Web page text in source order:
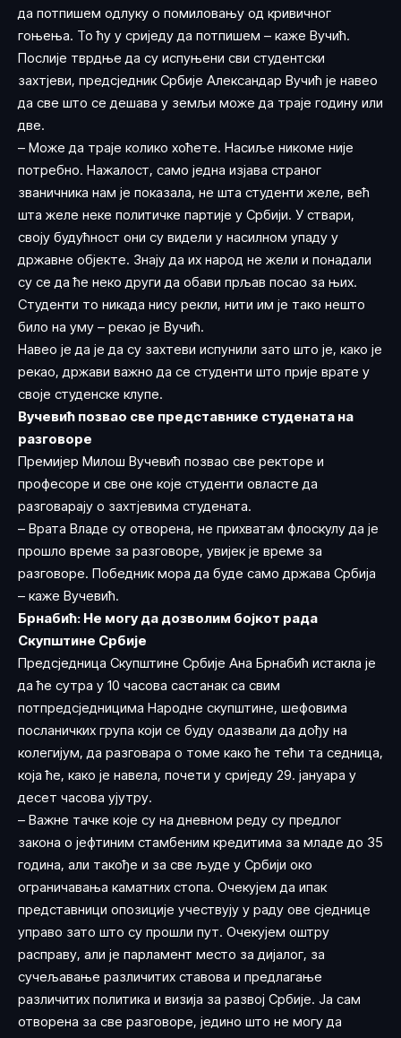
да потпишем одлуку о помиловању од кривичног
гоњења. То ћу у сриједу да потпишем – каже Вучић.
Послије тврдње да су испуњени сви студентски
захтјеви, предсједник Србије Александар Вучић је навео
да све што се дешава у земљи може да траје годину или
две.
– Може да траје колико хоћете. Насиље никоме није
потребно. Нажалост, само једна изјава страног
званичника нам је показала, не шта студенти желе, већ
шта желе неке политичке партије у Србији. У ствари,
своју будућност они су видели у насилном упаду у
државне објекте. Знају да их народ не жели и понадали
су се да ће неко други да обави прљав посао за њих.
Студенти то никада нису рекли, нити им је тако нешто
било на уму – рекао је Вучић.
Навео је да је да су захтеви испунили зато што је, како је
рекао, држави важно да се студенти што прије врате у
своје студенске клупе.
Вучевић позвао све представнике студената на
разговоре
Премијер Милош Вучевић позвао све ректоре и
професоре и све оне које студенти овласте да
разговарају о захтјевима студената.
– Врата Владе су отворена, не прихватам флоскулу да је
прошло време за разговоре, увијек је време за
разговоре. Победник мора да буде само држава Србија
– каже Вучевић.
Брнабић: Не могу да дозволим бојкот рада
Скупштине Србије
Предсједница Скупштине Србије Ана Брнабић истакла је
да ће сутра у 10 часова састанак са свим
потпредсједницима Народне скупштине, шефовима
посланичких група који се буду одазвали да дођу на
колегијум, да разговара о томе како ће тећи та седница,
која ће, како је навела, почети у сриједу 29. јануара у
десет часова ујутру.
– Важне тачке које су на дневном реду су предлог
закона о јефтиним стамбеним кредитима за младе до 35
година, али такође и за све људе у Србији око
ограничавања каматних стопа. Очекујем да ипак
представници опозиције учествују у раду ове сједнице
управо зато што су прошли пут. Очекујем оштру
расправу, али је парламент место за дијалог, за
сучељавање различитих ставова и предлагање
различитих политика и визија за развој Србије. Ја сам
отворена за све разговоре, једино што не могу да